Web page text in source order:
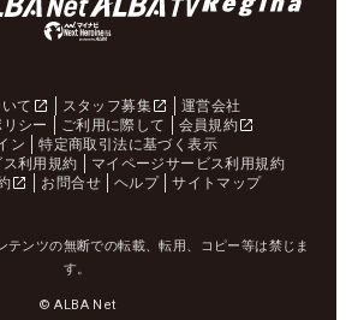
て スタッフ募集
運営会社
シー
ご利用に際して
会員規約
ン
特定商取引法に基づく表示
利用規約
マイページサービス利用規約
お問合せ ヘルプ サイトマップ
テンツの無断での転載、転用、コピー等は禁じま
す。
© ALBA Net